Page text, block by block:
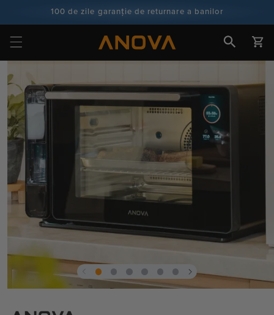
conținut100 de zile garanție de returnare a banilor
100+ milioane de bucătari și numărătoarea continuă
Cart
despre
produs